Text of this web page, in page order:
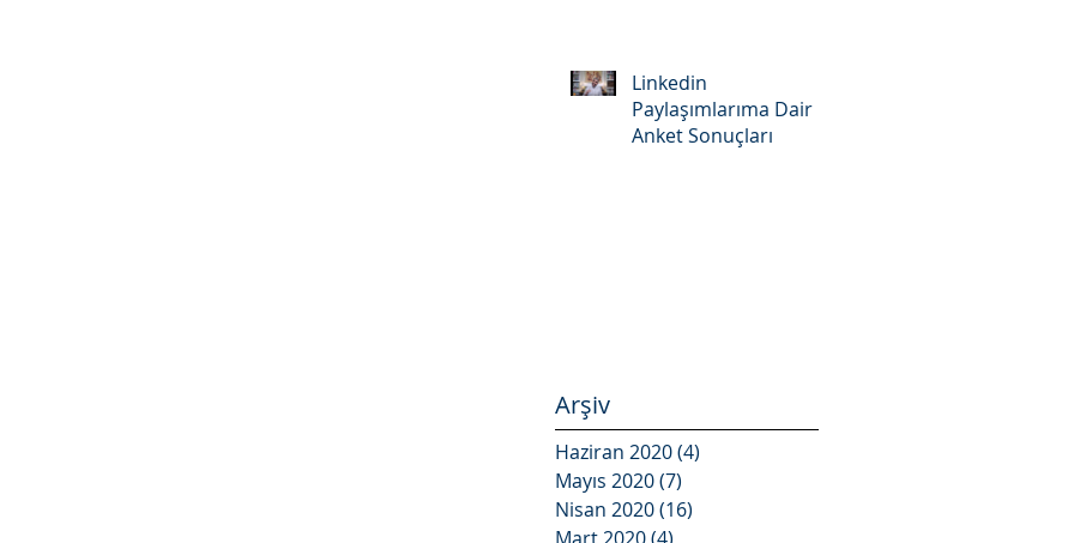
Linkedin
Paylaşımlarıma Dair
Anket Sonuçları
Arşiv
Haziran 2020(4)
Mayıs 2020(7)
Nisan 2020(16)